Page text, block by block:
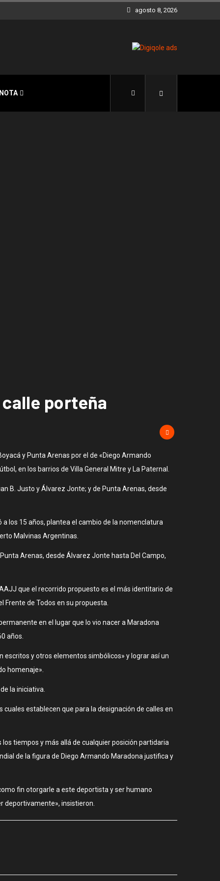
agosto 8, 2026
porteña
y Punta Arenas por el de «Diego Armando
en los barrios de Villa General Mitre y La Paternal.
B. Justo y Álvarez Jonte; y de Punta Arenas, desde
los 15 años, plantea el cambio de la nomenclatura
Malvinas Argentinas.
Arenas, desde Álvarez Jonte hasta Del Campo,
que el recorrido propuesto es el más identitario de
Frente de Todos en su propuesta.
en el lugar que lo vio nacer a Maradona
años.
escritos y otros elementos simbólicos» y lograr así un
homenaje».
la iniciativa.
cuales establecen que para la designación de calles en
tiempos y más allá de cualquier posición partidaria
de la figura de Diego Armando Maradona justifica y
fin otorgarle a este deportista y ser humano
deportivamente», insistieron.